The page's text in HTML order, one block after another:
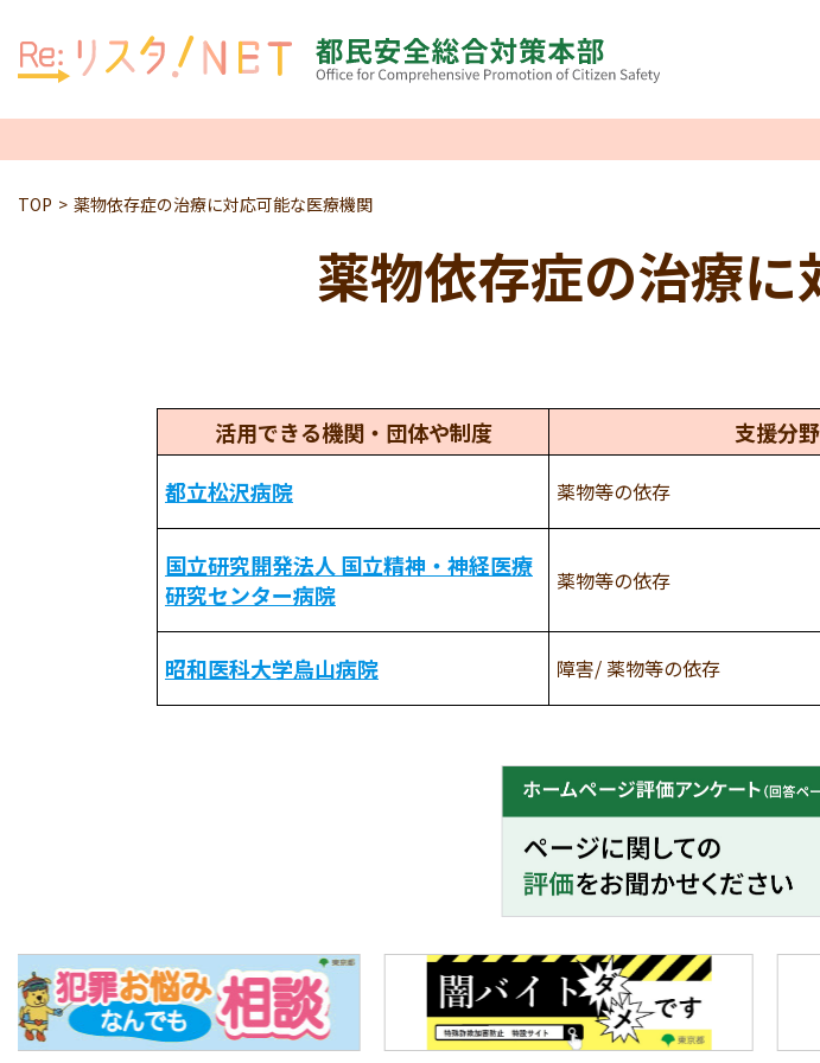
TOP 薬物依存症の治療に対応可能な医療機関
薬物依存症の治療
活用できる機関・団体や制度 支援分野
都立松沢病院
薬物等の依存
国立研究開発法人 国立精神・神経医療
研究センター病院
薬物等の依存
昭和医科大学烏山病院 障害 薬物等の依存